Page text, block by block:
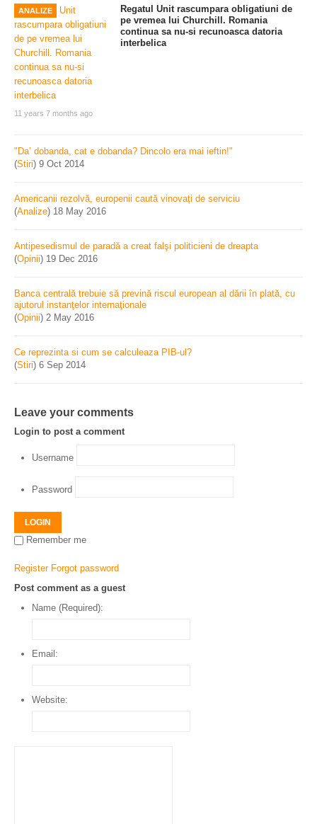
ANALIZE
11 years 7 months ago
Regatul Unit rascumpara obligatiuni de
pe vremea lui Churchill. Romania
continua sa nu-si recunoasca datoria
interbelica
"Da’ dobanda, cat e dobanda? Dincolo era mai ieftin!"
(Stiri) 9 Oct 2014
Americanii rezolvă, europenii caută vinovați de serviciu
(Analize) 18 May 2016
Antipesedismul de paradă a creat falşi politicieni de dreapta
(Opinii) 19 Dec 2016
Banca centrală trebuie să prevină riscul european al dării în plată, cu
ajutorul instanţelor internaţionale
(Opinii) 2 May 2016
Ce reprezinta si cum se calculeaza PIB-ul?
(Stiri) 6 Sep 2014
Leave your comments
Login to post a comment
Username
Password
LOGIN
Remember me
Register Forgot password
Post comment as a guest
Name (Required):
Email:
Website: